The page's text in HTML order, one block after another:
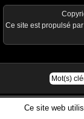
Ce site web
Ce site est propulsé par